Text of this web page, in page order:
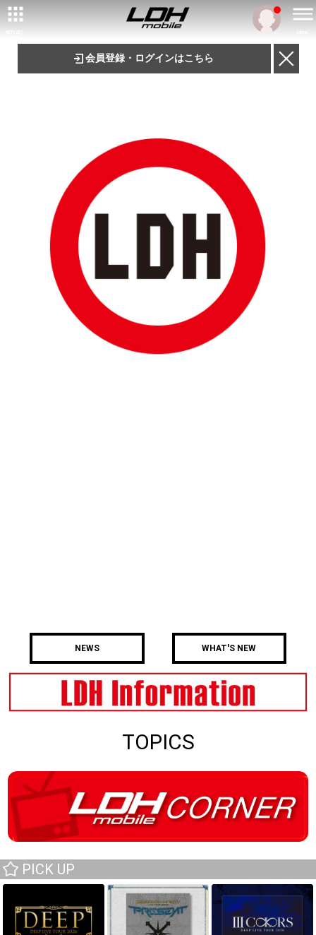
会員登録・ログインはこちら
NEWS WHAT'S NEW
TOPICS
PICK UP